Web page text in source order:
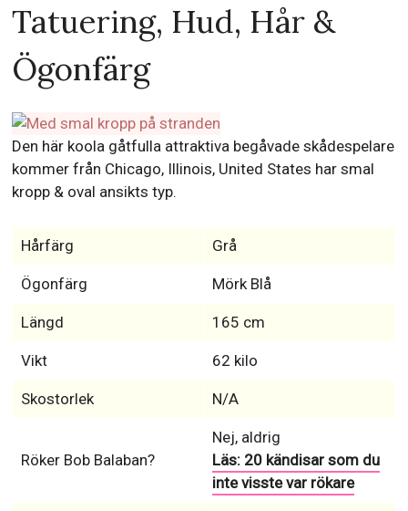
Tatuering, Hud, Hår &
Ögonfärg
Den här koola gåtfulla attraktiva begåvade skådespelare
kommer från Chicago, Illinois, United States har smal
kropp & oval ansikts typ.
Hårfärg Grå
Ögonfärg Mörk Blå
Längd 165 cm
Vikt 62 kilo
Skostorlek N/A
Röker Bob Balaban?
Nej, aldrig
Läs: 20 kändisar som du
inte visste var rökare